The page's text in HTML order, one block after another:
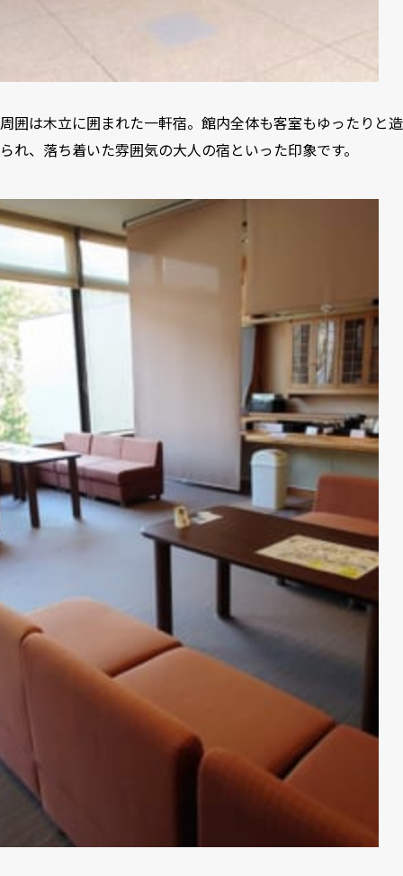
周囲は木立に囲まれた一軒宿。館内全体も客室もゆったりと造
られ、落ち着いた雰囲気の大人の宿といった印象です。